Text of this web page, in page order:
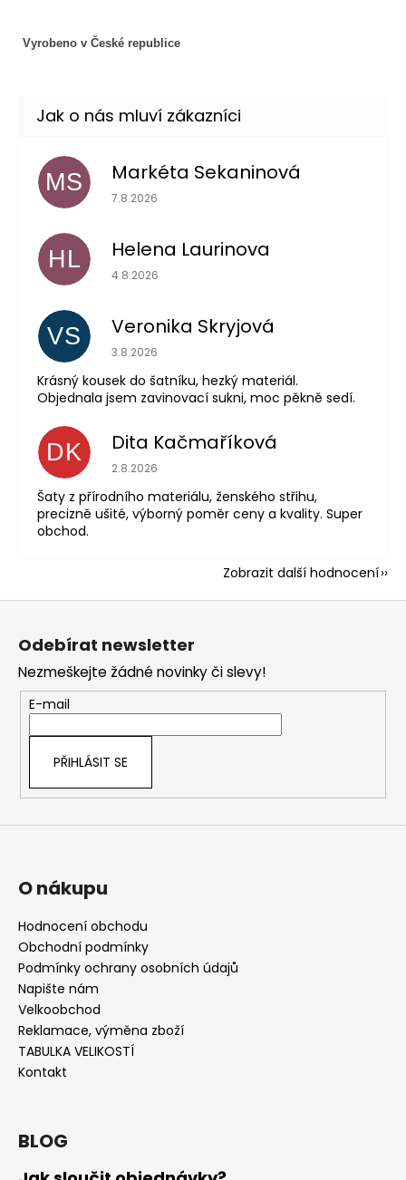
Vyrobeno v České republice
MS Markéta Sekaninová
Hodnocení obchodu je 5 z 5 hvězdiček.
7.8.2026
HL Helena Laurinova
Hodnocení obchodu je 5 z 5 hvězdiček.
4.8.2026
VS Veronika Skryjová
Hodnocení obchodu je 5 z 5 hvězdiček.
3.8.2026
Krásný kousek do šatníku, hezký materiál.
Objednala jsem zavinovací sukni, moc pěkně sedí.
DK Dita Kačmaříková
Hodnocení obchodu je 5 z 5 hvězdiček.
2.8.2026
Šaty z přírodního materiálu, ženského střihu,
precizně ušité, výborný poměr ceny a kvality. Super
obchod.
Zobrazit další hodnocení
Z
Odebírat newsletter
Nezmeškejte žádné novinky či slevy!
E-mail
PŘIHLÁSIT SE
O nákupu
Hodnocení obchodu
Obchodní podmínky
Podmínky ochrany osobních údajů
Napište nám
Velkoobchod
Reklamace, výměna zboží
TABULKA VELIKOSTÍ
Kontakt
BLOG